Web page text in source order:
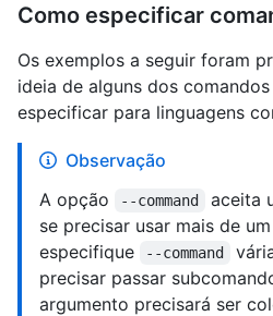
Como especificar
Os exemplos a seguir foram
ideia de alguns dos
especificar para linguagens
Observação
A opção
--command
aceita
se precisar usar mais de
especifique
--command
precisar passar
argumento precisará ser